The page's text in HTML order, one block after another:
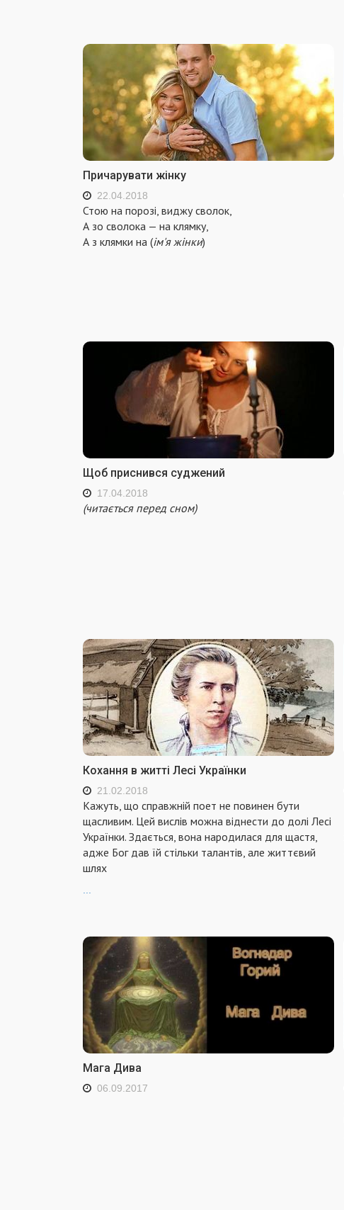
Причарувати жінку
22.04.2018
Стою на порозі, виджу сволок,
А зо сволока — на клямку,
А з клямки на (ім'я жінки)
Щоб приснився суджений
17.04.2018
(читається перед сном)
Кохання в житті Лесі Українки
21.02.2018
Кажуть, що справжній поет не повинен бути
щасливим. Цей вислів можна віднести до долі Лесі
Українки. Здається, вона народилася для щастя,
адже Бог дав їй стільки талантів, але життєвий
шлях
Мага Дива
06.09.2017